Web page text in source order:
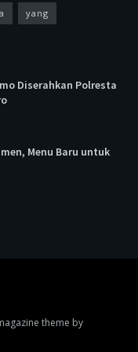
yang
Diserahkan Polresta
Menu Baru untuk
theme by